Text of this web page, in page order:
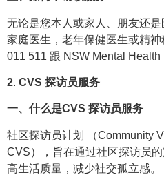
无论是您本人或家人、朋友还
家庭医生，老年保健医生或精
011 511 跟 NSW Mental Health
2. CVS 探访员服务
一、什么是CVS 探访员服务
社区探访员计划 （Community
CVS），旨在通过社区探访员
高生活质量，减少社交孤立感。